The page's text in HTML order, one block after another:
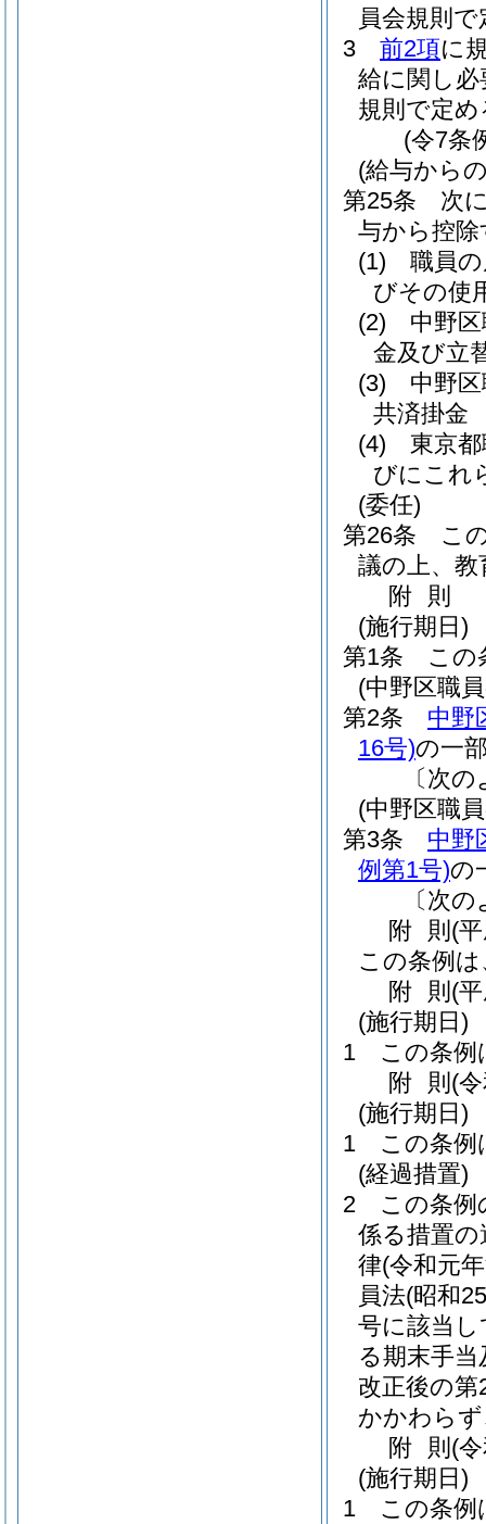
員会規則
3
前2項に
給に関し
規則で定め
(令7条
(給与から
第25条
次
与から控
(1)
職員
びその使
(2)
中野
金及び立
(3)
中野
共済掛金
(4)
東京
びにこれ
(委任)
第26条
こ
議の上、
附 則
(施行期日)
第1条
この
(中野区職
第2条
中野
16号)の一
〔次
(中野区職
第3条
中野
例第1号)の
〔次
附 則 (
この条例
附 則 (
(施行期日)
1
この条例
附 則 (
(施行期日)
1
この条例
(経過措置)
2
この条例
係る措置
律(令和元
員法(昭和
号に該当
る期末手
改正後の第
かかわら
附 則 (
(施行期日)
1
この条例